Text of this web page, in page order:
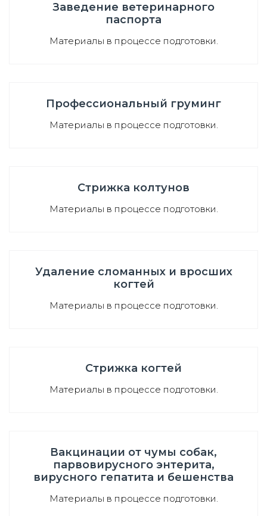
Заведение ветеринарного
паспорта
Материалы в процессе подготовки.
Профессиональный груминг
Материалы в процессе подготовки.
Стрижка колтунов
Материалы в процессе подготовки.
Удаление сломанных и вросших
когтей
Материалы в процессе подготовки.
Стрижка когтей
Материалы в процессе подготовки.
Вакцинации от чумы собак,
парвовирусного энтерита,
вирусного гепатита и бешенства
Материалы в процессе подготовки.